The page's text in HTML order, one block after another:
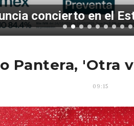
concierto en el
Pantera, 'Otra
09:15